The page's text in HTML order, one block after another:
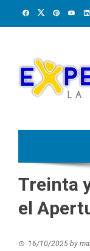
Treinta
el
16/10/2025 by